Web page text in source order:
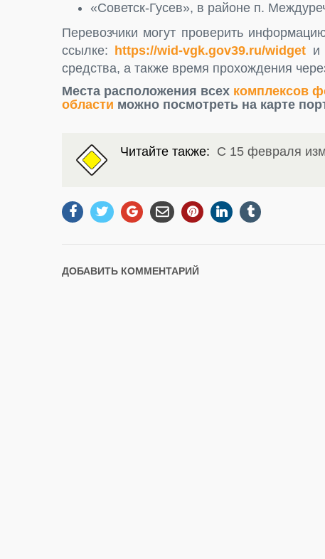
«Советск-Гусев», в районе п.
Перевозчики могут проверить
ссылке:
https://wid-vgk.gov39.ru/widget и
средства, а также время прохождения
Места расположения всех комплексов
области можно посмотреть на карте
Читайте также: С 15 февраля
ДОБАВИТЬ КОММЕНТАРИЙ